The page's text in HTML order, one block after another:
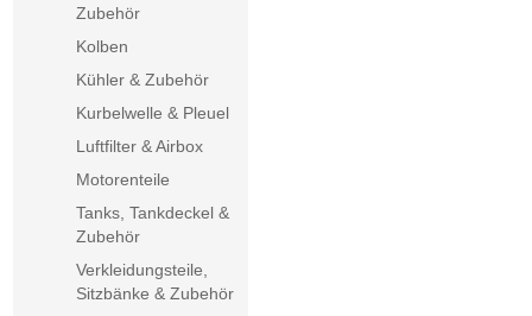
Zubehör
Kolben
Kühler & Zubehör
Kurbelwelle & Pleuel
Luftfilter & Airbox
Motorenteile
Tanks, Tankdeckel &
Zubehör
Verkleidungsteile,
Sitzbänke & Zubehör